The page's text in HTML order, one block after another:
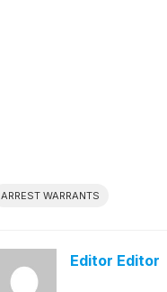
ARREST WARRANTS
Editor Editor